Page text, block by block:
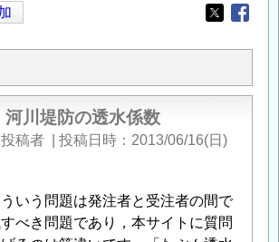
Opens in
河川堤防の透水係数
稿者 投稿日時
2013/06/16(日)
いう問題は発注者と受注者の間で
べき問題であり，本サイトに質問